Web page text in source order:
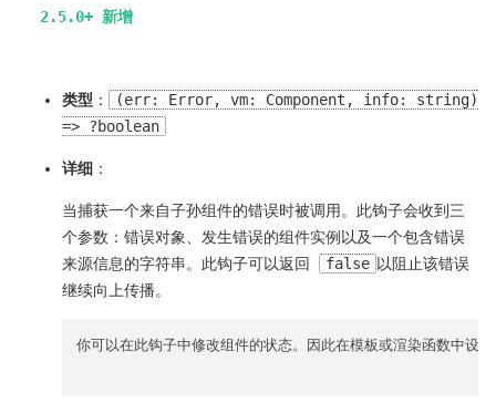
2.5.0+ 新增
类型 ：
(err: Error, vm: Component, info: string)
=> ?boolean
详细 ：
当捕获一个来自子孙组件的错误时被调用。此钩子会收到三
个参数：错误对象、发生错误的组件实例以及一个包含错误
来源信息的字符串。此钩子可以返回
false 以阻止该错误
继续向上传播。
你可以在此钩子中修改组件的状态。因此在模板或渲染函数中设